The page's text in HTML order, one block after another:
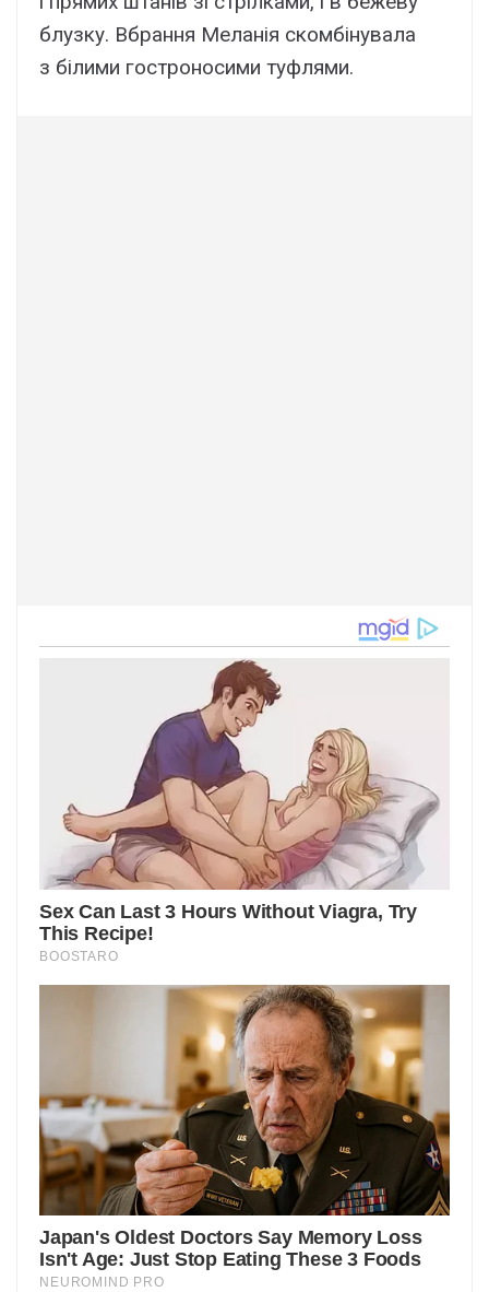
блузку. Вбрання Меланія скомбінувала
з білими гостроносими туфлями.